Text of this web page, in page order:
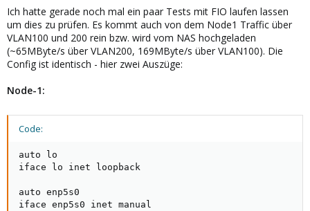
Ich hatte gerade noch mal ein paar Tests mit FIO laufen lassen
um dies zu prüfen. Es kommt auch von dem Node1 Traffic über
VLAN100 und 200 rein bzw. wird vom NAS hochgeladen
(~65MByte/s über VLAN200, 169MByte/s über VLAN100). Die
Config ist identisch - hier zwei Auszüge:
Node-1:
Code:
auto lo
iface lo inet loopback
auto enp5s0
iface enp5s0 inet manual